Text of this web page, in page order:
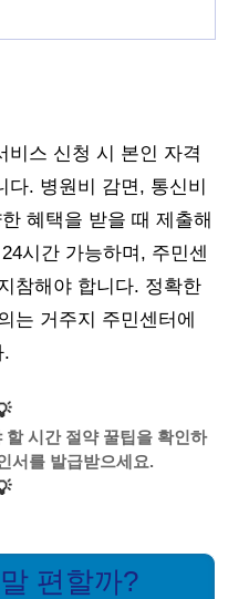
비스 신청 시 본인 자격
다. 병원비 감면, 통신비
혜택을 받을 때 제출해
시간 가능하며, 주민센
참해야 합니다. 정확한
는 거주지 주민센터에
.
시간 절약 꿀팁을 확인하
서를 발급받으세요.
편할까?